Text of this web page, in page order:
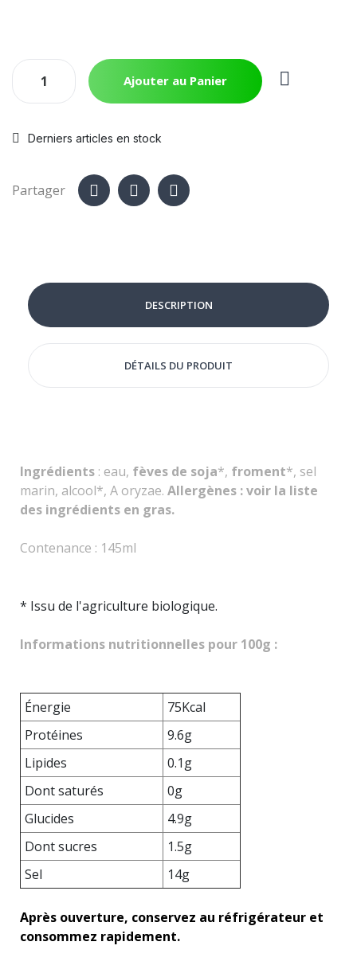
Ajouter au Panier
Derniers articles en stock
Partager
DESCRIPTION
DÉTAILS DU PRODUIT
Ingrédients : eau, fèves de soja*, froment*, sel
marin, alcool*, A oryzae. Allergènes : voir la liste
des ingrédients en gras.
Contenance : 145ml
* Issu de l'agriculture biologique.
Informations nutritionnelles pour 100g :
Énergie
75Kcal
Protéines
9.6g
Lipides
0.1g
Dont saturés
0g
Glucides
4.9g
Dont sucres
1.5g
Sel
14g
Après ouverture, conservez au réfrigérateur et
consommez rapidement.